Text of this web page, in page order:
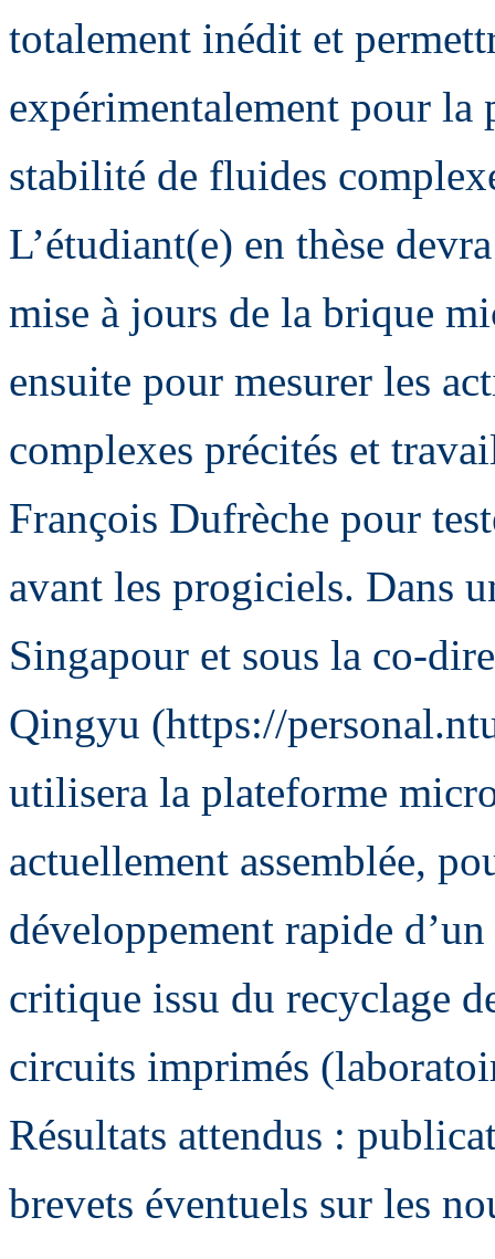
totalement inédit et
expérimentalement pour la
stabilité de fluides
L’étudiant(e) en thèse
mise à jours de la brique
ensuite pour mesurer les
complexes précités et
François Dufrèche pour
avant les progiciels. Dans
Singapour et sous la co-
Qingyu (https://
utilisera la plateforme
actuellement assemblée,
développement rapide
critique issu du recyclage
circuits imprimés
Résultats attendus :
brevets éventuels sur les